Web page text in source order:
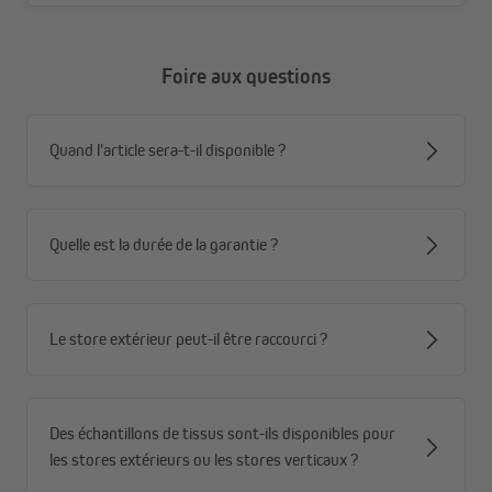
Foire aux questions
Quand l'article sera-t-il disponible ?
Quelle est la durée de la garantie ?
Le store extérieur peut-il être raccourci ?
Des échantillons de tissus sont-ils disponibles pour
les stores extérieurs ou les stores verticaux ?